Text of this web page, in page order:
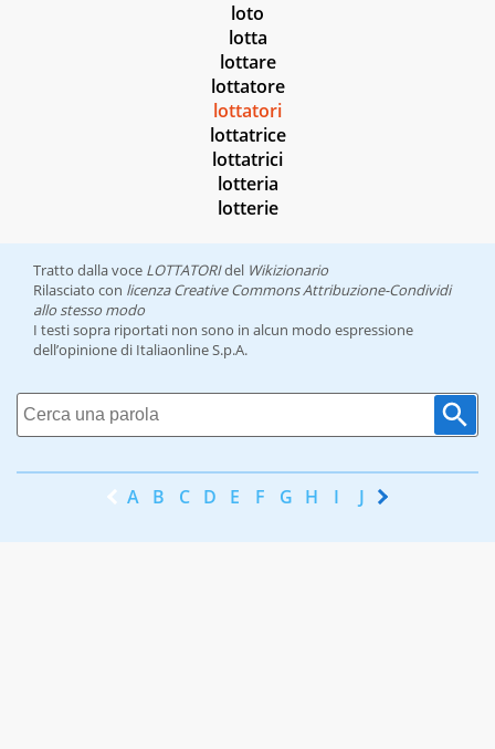
loto
lotta
lottare
lottatore
lottatori
lottatrice
lottatrici
lotteria
lotterie
Tratto dalla voce LOTTATORIdel Wikizionario
Rilasciato con licenza Creative Commons Attribuzione-Condividi
allo stesso modo
I testi sopra riportati non sono in alcun modo espressione
dell’opinione di Italiaonline S.p.A.
A B C D E F G H I J K